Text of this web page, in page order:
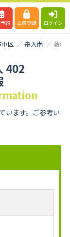
約 会員登録 ログイン
区 舟入南 藤和
402
います。ご参考い